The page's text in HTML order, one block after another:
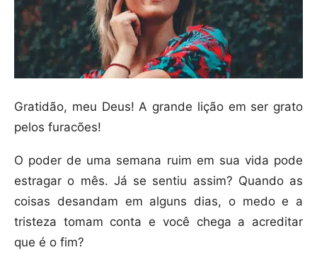
Gratidão, meu Deus! A grande lição em ser grato
pelos furacões!
O poder de uma semana ruim em sua vida pode
estragar o mês. Já se sentiu assim? Quando as
coisas desandam em alguns dias, o medo e a
tristeza tomam conta e você chega a acreditar
que é o fim?